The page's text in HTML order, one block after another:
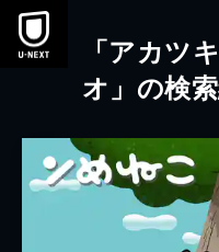
本文へスキップ
「アカツ
オ」の検